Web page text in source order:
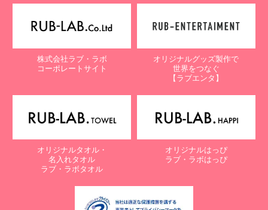
株式会社ラブ・ラボ
コーポレートサイト
オリジナルグッズ製作で
世界をつなぐ
【ラブエンタ】
オリジナルタオル・
名入れタオル
ラブ・ラボタオル
オリジナルはっぴ
ラブ・ラボはっぴ